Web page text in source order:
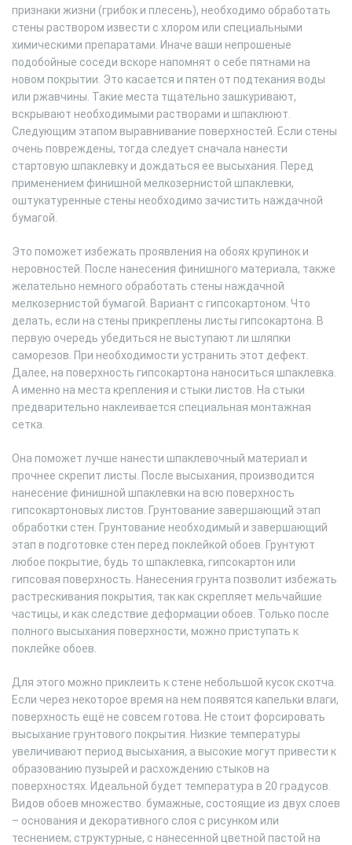
признаки жизни (грибок и плесень), необходимо обработать
стены раствором извести с хлором или специальными
химическими препаратами. Иначе ваши непрошеные
подобойные соседи вскоре напомнят о себе пятнами на
новом покрытии. Это касается и пятен от подтекания воды
или ржавчины. Такие места тщательно зашкуривают,
вскрывают необходимыми растворами и шпаклюют.
Следующим этапом выравнивание поверхностей. Если стены
очень повреждены, тогда следует сначала нанести
стартовую шпаклевку и дождаться ее высыхания. Перед
применением финишной мелкозернистой шпаклевки,
оштукатуренные стены необходимо зачистить наждачной
бумагой.
Это поможет избежать проявления на обоях крупинок и
неровностей. После нанесения финишного материала, также
желательно немного обработать стены наждачной
мелкозернистой бумагой. Вариант с гипсокартоном. Что
делать, если на стены прикреплены листы гипсокартона. В
первую очередь убедиться не выступают ли шляпки
саморезов. При необходимости устранить этот дефект.
Далее, на поверхность гипсокартона наноситься шпаклевка.
А именно на места крепления и стыки листов. На стыки
предварительно наклеивается специальная монтажная
сетка.
Она поможет лучше нанести шпаклевочный материал и
прочнее скрепит листы. После высыхания, производится
нанесение финишной шпаклевки на всю поверхность
гипсокартоновых листов. Грунтование завершающий этап
обработки стен. Грунтование необходимый и завершающий
этап в подготовке стен перед поклейкой обоев. Грунтуют
любое покрытие, будь то шпаклевка, гипсокартон или
гипсовая поверхность. Нанесения грунта позволит избежать
растрескивания покрытия, так как скрепляет мельчайшие
частицы, и как следствие деформации обоев. Только после
полного высыхания поверхности, можно приступать к
поклейке обоев.
Для этого можно приклеить к стене небольшой кусок скотча.
Если через некоторое время на нем появятся капельки влаги,
поверхность ещё не совсем готова. Не стоит форсировать
высыхание грунтового покрытия. Низкие температуры
увеличивают период высыхания, а высокие могут привести к
образованию пузырей и расхождению стыков на
поверхностях. Идеальной будет температура в 20 градусов.
Видов обоев множество. бумажные, состоящие из двух слоев
– основания и декоративного слоя с рисунком или
теснением; структурные, с нанесенной цветной пастой на